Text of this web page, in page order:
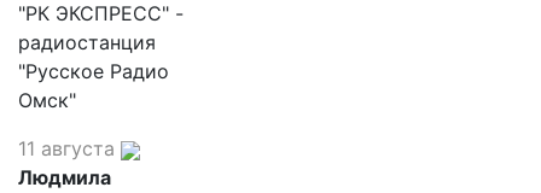
"РК ЭКСПРЕСС" -
радиостанция
"Русское Радио
Омск"
11 августа
Людмила